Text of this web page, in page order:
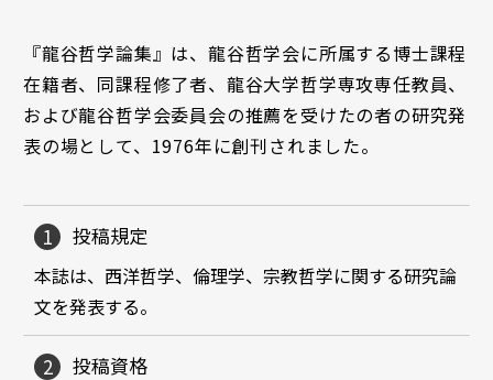
『龍谷哲学論集』は、龍谷哲学会に所属する博士課程
在籍者、同課程修了者、龍谷大学哲学専攻専任教員、
および龍谷哲学会委員会の推薦を受けたの者の研究発
表の場として、1976年に創刊されました。
投稿規定
本誌は、西洋哲学、倫理学、宗教哲学に関する研究論
文を発表する。
投稿資格